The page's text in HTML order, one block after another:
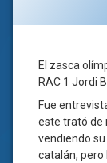
El zasca
RAC 1 Jordi
Fue
este trató de
vendiendo
catalán, pero